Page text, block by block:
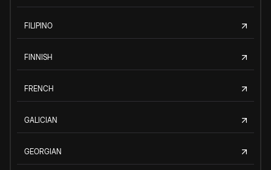
FILIPINO
FINNISH
FRENCH
GALICIAN
GEORGIAN